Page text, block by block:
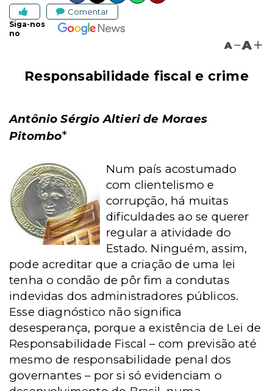
Comentar
Siga-nos
no
A A
Responsabilidade fiscal e crime
Antônio Sérgio Altieri de Moraes
Pitombo*
Num país acostumado
com clientelismo e
corrupção, há muitas
dificuldades ao se querer
regular a atividade do
Estado. Ninguém, assim,
pode acreditar que a criação de uma lei
tenha o condão de pôr fim a condutas
indevidas dos administradores públicos.
Esse diagnóstico não significa
desesperança, porque a existência de Lei de
Responsabilidade Fiscal – com previsão até
mesmo de responsabilidade penal dos
governantes – por si só evidenciam o